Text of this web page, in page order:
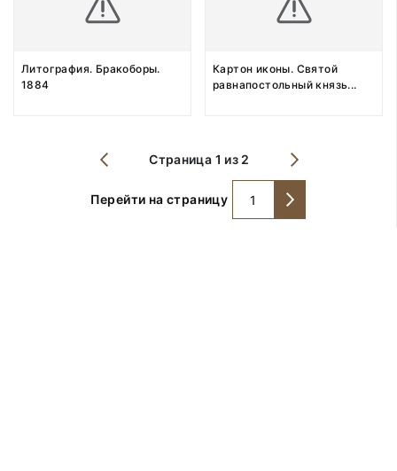
Литография. Бракоборы.
1884
Картон иконы. Святой
равнапостольный князь...
Страница 1 из 2
Перейти на страницу